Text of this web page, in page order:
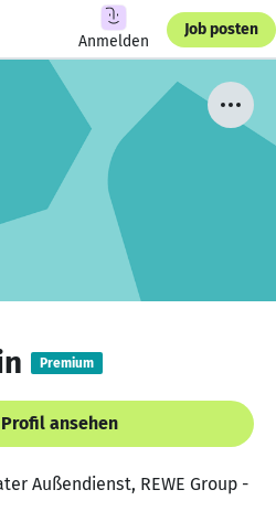
Anmelden
Job posten
Premium
Profil ansehen
Außendienst, REWE Group -